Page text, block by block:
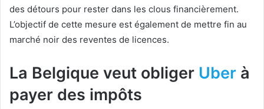
des détours pour rester dans les clous financièrement.
L’objectif de cette mesure est également de mettre fin au
marché noir des reventes de licences.
La Belgique veut obliger Uber à
payer des impôts